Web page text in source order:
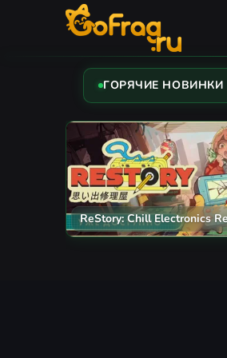
ГОРЯЧИЕ НОВИНКИ
Blue Wyrm